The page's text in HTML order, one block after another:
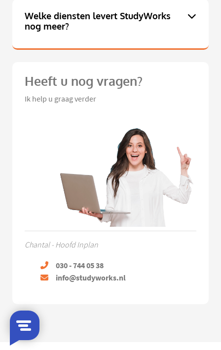
Welke diensten levert StudyWorks
nog meer?
Heeft u nog vragen?
Ik help u graag verder
Chantal - Hoofd Inplan
030 - 744 05 38
info@studyworks.nl